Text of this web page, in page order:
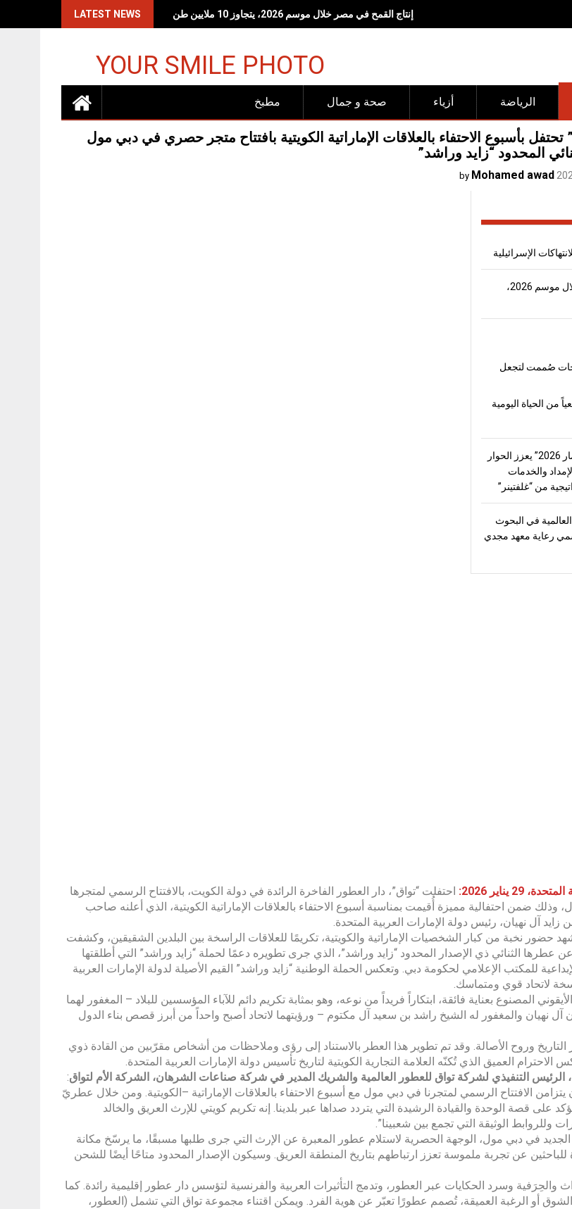
LATEST NEWS إنتاج القمح في مصر خلال موسم 2026، يتجاوز 10 ملايين طن
YOUR SMILE PHOTO
مطبخ صحة و جمال أزياء الرياضة
بأسبوع الاحتفاء بالعلاقات الإماراتية الكويتية بافتتاح متجر حصري في دبي مول
المحدود “زايد وراشد”
by
Mohamed awad
الإسرائيلية
إنتاج القمح في مصر خلال موسم 2026،
صُممت لتجعل
من الحياة اليومية
“منتدى الشارقة للاستثمار 2026” يعزز الحوار
والخدمات
من “غلفتينر”
في البحوث
رعاية معهد مجدي
29 يناير 2026:
احتفلت “تواق”، دار العطور الفاخرة الرائدة في دولة الكويت، بالافتتاح الرسمي لمتجرها
وذلك ضمن احتفالية مميزة أُقيمت بمناسبة أسبوع الاحتفاء بالعلاقات الإماراتية الكويتية، الذي أعلنه صاحب
زايد آل نهيان، رئيس دولة الإمارات العربية المتحدة.
حضور نخبة من كبار الشخصيات الإماراتية والكويتية، تكريمًا للعلاقات الراسخة بين البلدين الشقيقين، وكشفت
عن عطرها الثنائي ذي الإصدار المحدود “زايد وراشد”، الذي جرى تطويره دعمًا لحملة “زايد وراشد” التي أطلقتها
للمكتب الإعلامي لحكومة دبي. وتعكس الحملة الوطنية “زايد وراشد” القيم الأصيلة لدولة الإمارات العربية
لاتحاد قوي ومتماسك.
المصنوع بعناية فائقة، ابتكاراً فريداً من نوعه، وهو بمثابة تكريم دائم للآباء المؤسسين للبلاد – المغفور لهما
آل نهيان والمغفور له الشيخ راشد بن سعيد آل مكتوم – ورؤيتهما لاتحاد أصبح واحداً من أبرز قصص بناء الدول
وروح الأصالة. وقد تم تطوير هذا العطر بالاستناد إلى رؤى وملاحظات من أشخاص مقرّبين من القادة ذوي
الاحترام العميق الذي تُكنّه العلامة التجارية الكويتية لتاريخ تأسيس دولة الإمارات العربية المتحدة.
الرئيس التنفيذي لشركة تواق للعطور العالمية والشريك المدير في شركة صناعات الشرهان، الشركة الأم لتواق:
الافتتاح الرسمي لمتجرنا في دبي مول مع أسبوع الاحتفاء بالعلاقات الإماراتية –الكويتية. ومن خلال عطريّ
على قصة الوحدة والقيادة الرشيدة التي يتردد صداها عبر بلدينا. إنه تكريم كويتي للإرث العريق والخالد
وللروابط الوثيقة التي تجمع بين شعبينا”.
في دبي مول، الوجهة الحصرية لاستلام عطور المعبرة عن الإرث التي جرى طلبها مسبقًا، ما يرسّخ مكانة
للباحثين عن تجربة ملموسة تعزز ارتباطهم بتاريخ المنطقة العريق. وسيكون الإصدار المحدود متاحًا أيضًا للشحن
والحِرَفية وسرد الحكايات عبر العطور، وتدمج التأثيرات العربية والفرنسية لتؤسس دار عطور إقليمية رائدة. كما
الشوق أو الرغبة العميقة، تُصمم عطورًا تعبّر عن هوية الفرد. ويمكن اقتناء مجموعة تواق التي تشمل (العطور،